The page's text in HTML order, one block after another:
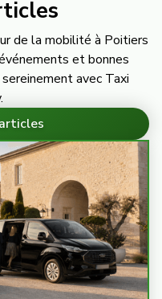
de la mobilité à Poitiers
et bonnes
avec Taxi